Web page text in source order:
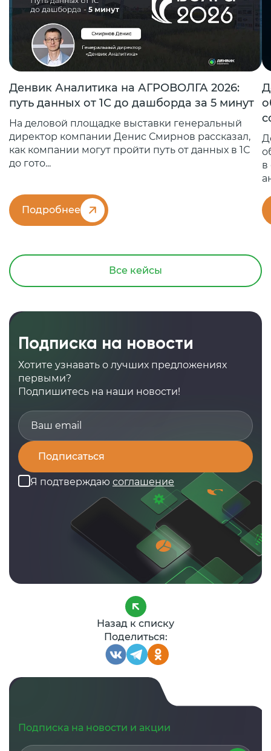
Денвик Аналитика на АГРОВОЛГА 2026:
путь данных от 1С до дашборда за 5 минут
На деловой площадке выставки генеральный
директор компании Денис Смирнов рассказал,
как компании могут пройти путь от данных в 1С
до гото...
Подробнее
в
Все кейсы
Подписка на новости
Хотите узнавать о лучших предложениях
первыми?
Подпишитесь на наши новости!
Я подтверждаю соглашение
Назад к списку
Поделиться:
Подписка на новости и акции